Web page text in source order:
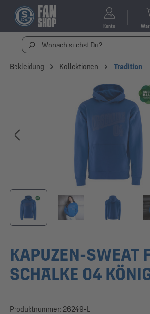
Konto
Bekleidung Kollektionen Tradition
KAPUZEN-SWEAT
SCHALKE 04
Produktnummer: 26249-L